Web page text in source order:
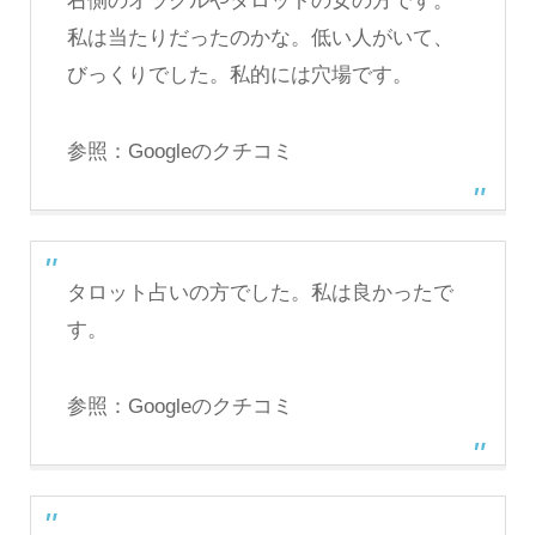
私は当たりだったのかな。低い人がいて、
びっくりでした。私的には穴場です。
参照： Googleのクチコミ
タロット占いの方でした。私は良かったで
す。
参照： Googleのクチコミ